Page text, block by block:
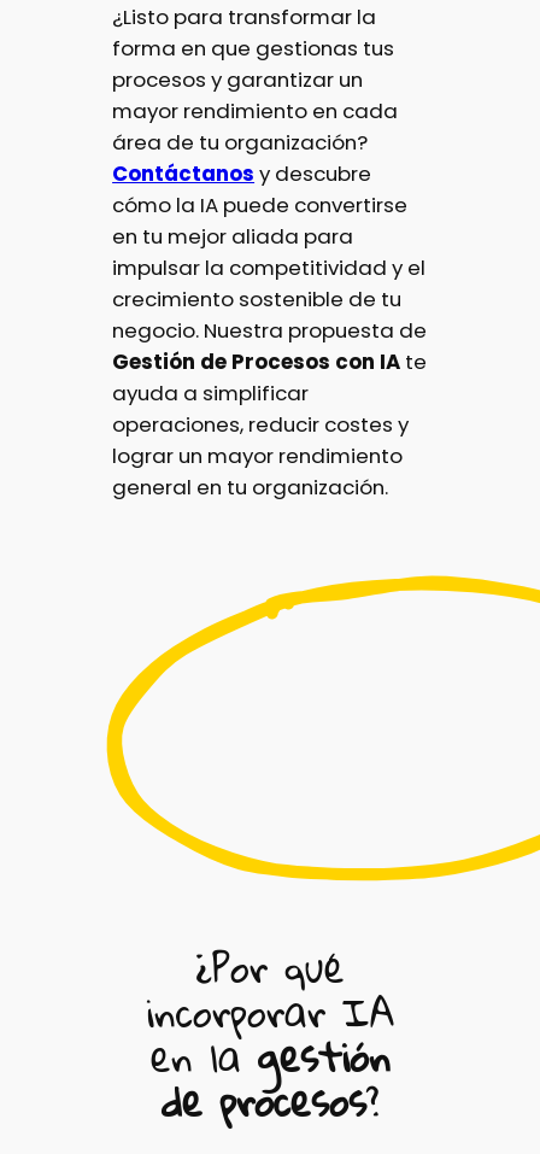
¿Listo para transformar la
forma en que gestionas tus
procesos y garantizar un
mayor rendimiento en cada
área de tu organización?
Contáctanos y descubre
cómo la IA puede convertirse
en tu mejor aliada para
impulsar la competitividad y el
crecimiento sostenible de tu
negocio. Nuestra propuesta de
Gestión de Procesos con IA te
ayuda a simplificar
operaciones, reducir costes y
lograr un mayor rendimiento
general en tu organización.
¿Por qué
incorporar IA
en la gestión
de procesos?